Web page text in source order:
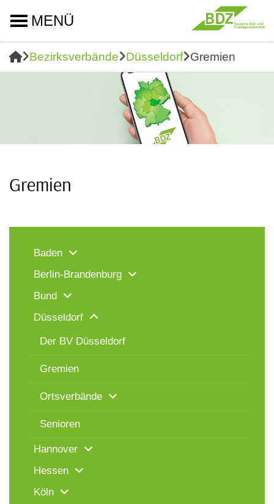
MENÜ
Bezirksverbände Düsseldorf Gremien
Gremien
Baden
Berlin-Brandenburg
Bund
Düsseldorf
Der BV Düsseldorf
Gremien
Ortsverbände
Senioren
Hannover
Hessen
Köln